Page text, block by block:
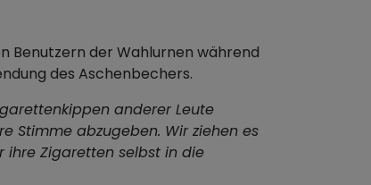
Benutzern der Wahlurnen während
des Aschenbechers.
anderer Leute
Stimme abzugeben. Wir ziehen es
ihre Zigaretten selbst in die